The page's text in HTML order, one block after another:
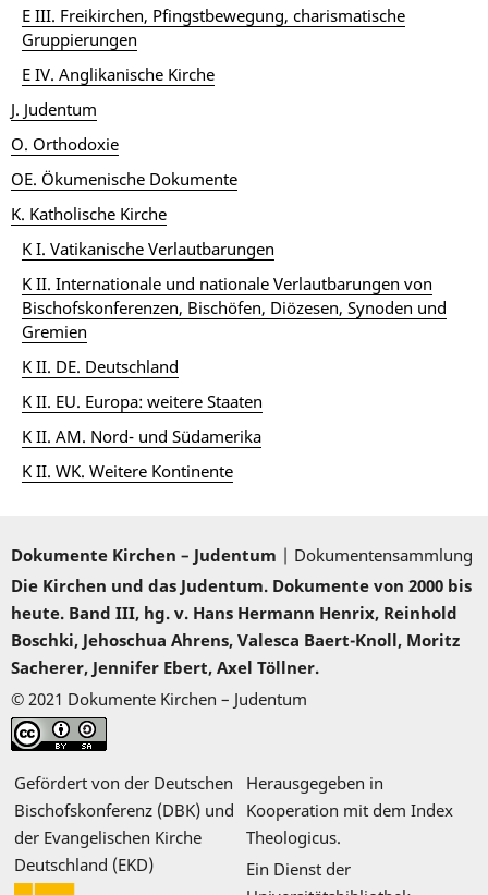
E III. Freikirchen, Pfingstbewegung, charismatische
Gruppierungen
E IV. Anglikanische Kirche
J. Judentum
O. Orthodoxie
OE. Ökumenische Dokumente
K. Katholische Kirche
K I. Vatikanische Verlautbarungen
K II. Internationale und nationale Verlautbarungen von
Bischofskonferenzen, Bischöfen, Diözesen, Synoden und
Gremien
K II. DE. Deutschland
K II. EU. Europa: weitere Staaten
K II. AM. Nord- und Südamerika
K II. WK. Weitere Kontinente
Dokumente Kirchen – Judentum | Dokumentensammlung
Die Kirchen und das Judentum. Dokumente von 2000 bis
heute. Band III, hg. v. Hans Hermann Henrix, Reinhold
Boschki, Jehoschua Ahrens, Valesca Baert-Knoll, Moritz
Sacherer, Jennifer Ebert, Axel Töllner.
© 2021 Dokumente Kirchen – Judentum
Gefördert von der Deutschen
Bischofskonferenz (DBK) und
der Evangelischen Kirche
Deutschland (EKD)
Herausgegeben in
Kooperation mit dem Index
Theologicus.
Ein Dienst der